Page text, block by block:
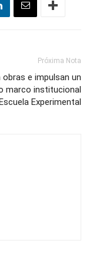
Próxima Nota
obras e impulsan un
marco institucional
Experimental